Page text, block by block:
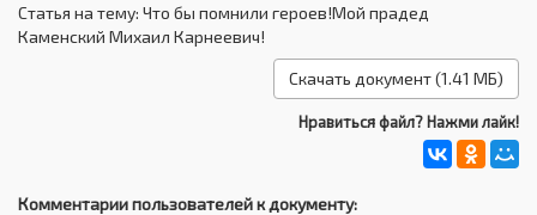
Статья на тему: Что бы помнили героев!Мой прадед
Каменский Михаил Карнеевич!
Скачать документ (1.41 МБ)
Нравиться файл? Нажми лайк!
Комментарии пользователей к документу: